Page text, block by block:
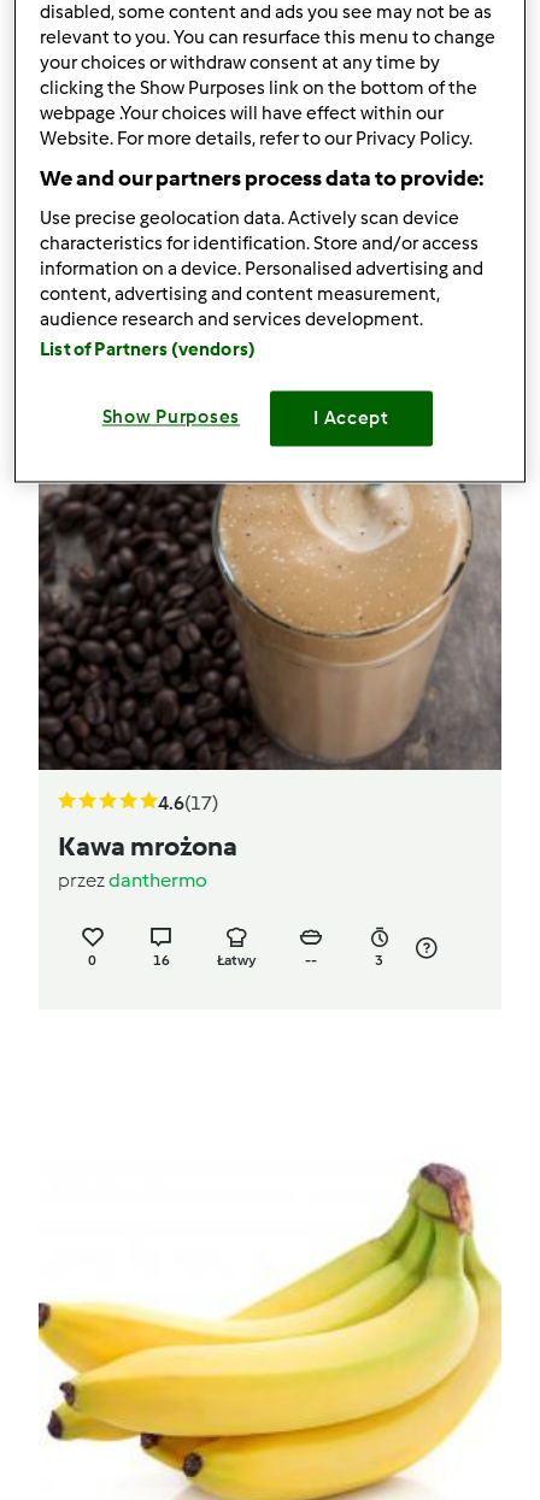
5.0(3)
Najlepsza kawa mrożona (TM7)
przezdanthermo
4.6(17)
Kawa mrożona
przezdanthermo
0 16 Łatwy -- 3
disabled, some content and ads you see may not be as
relevant to you. You can resurface this menu to change
your choices or withdraw consent at any time by
clicking the Show Purposes link on the bottom of the
webpage .Your choices will have effect within our
Website. For more details, refer to our Privacy Policy.
We and our partners process data to provide:
Use precise geolocation data. Actively scan device
characteristics for identification. Store and/or access
information on a device. Personalised advertising and
content, advertising and content measurement,
audience research and services development.
List of Partners (vendors)
Show Purposes I Accept